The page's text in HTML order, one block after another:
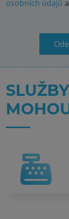
osobních údajů a